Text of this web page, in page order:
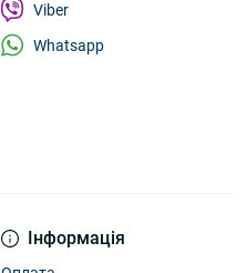
Інформація
Viber
Whatsapp